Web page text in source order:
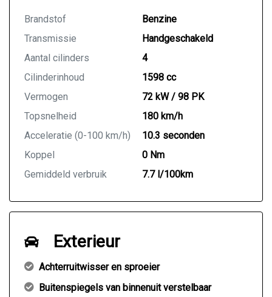
Brandstof
Benzine
Transmissie
Handgeschakeld
Aantal cilinders
4
Cilinderinhoud
1598 cc
Vermogen
72 kW / 98 PK
Topsnelheid
180 km/h
Acceleratie (0-100 km/h)
10.3 seconden
Koppel
0 Nm
Gemiddeld verbruik
7.7 l/100km
Exterieur
Achterruitwisser en sproeier
Buitenspiegels van binnenuit verstelbaar